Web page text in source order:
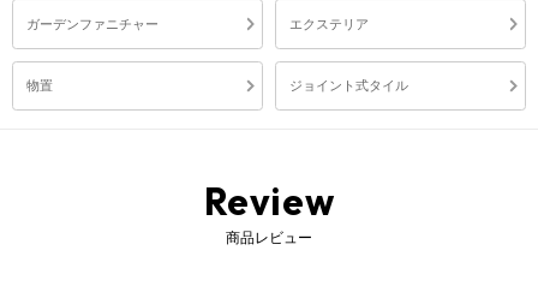
ガーデンファニチャー エクステリア
物置 ジョイント式タイル
Review
商品レビュー